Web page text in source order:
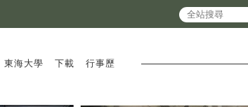
東海大學 下載 行事歷